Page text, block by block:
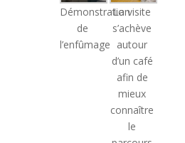
Démonstration
de
l’enfûmage
La visite
s’achève
autour
d’un café
afin de
mieux
connaître
le